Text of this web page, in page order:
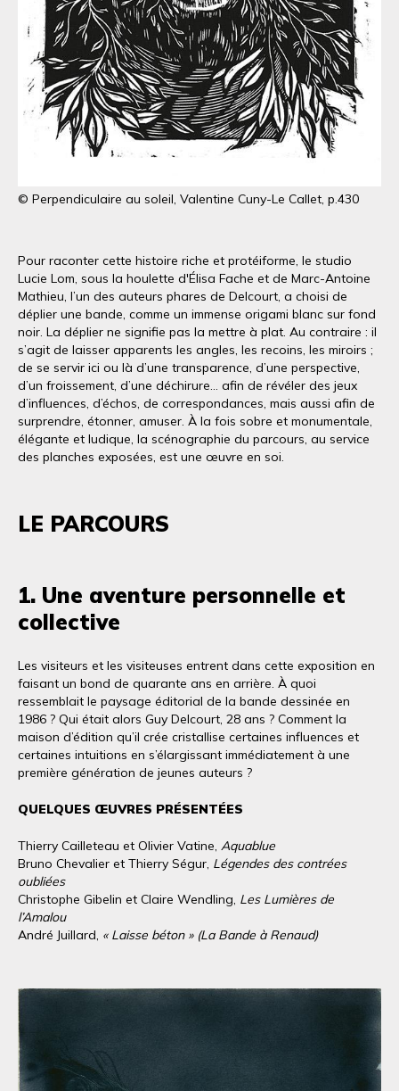
© Perpendiculaire au soleil, Valentine Cuny-Le Callet, p.430
Pour raconter cette histoire riche et protéiforme, le studio
Lucie Lom, sous la houlette d'Élisa Fache et de Marc-Antoine
Mathieu, l’un des auteurs phares de Delcourt, a choisi de
déplier une bande, comme un immense origami blanc sur fond
noir. La déplier ne signifie pas la mettre à plat. Au contraire : il
s’agit de laisser apparents les angles, les recoins, les miroirs ;
de se servir ici ou là d’une transparence, d’une perspective,
d’un froissement, d’une déchirure… afin de révéler des jeux
d’influences, d’échos, de correspondances, mais aussi afin de
surprendre, étonner, amuser. À la fois sobre et monumentale,
élégante et ludique, la scénographie du parcours, au service
des planches exposées, est une œuvre en soi.
LE PARCOURS
1. Une aventure personnelle et
collective
Les visiteurs et les visiteuses entrent dans cette exposition en
faisant un bond de quarante ans en arrière. À quoi
ressemblait le paysage éditorial de la bande dessinée en
1986 ? Qui était alors Guy Delcourt, 28 ans ? Comment la
maison d’édition qu’il crée cristallise certaines influences et
certaines intuitions en s’élargissant immédiatement à une
première génération de jeunes auteurs ?
QUELQUES ŒUVRES PRÉSENTÉES
Thierry Cailleteau et Olivier Vatine, Aquablue
Bruno Chevalier et Thierry Ségur, Légendes des contrées
oubliées
Christophe Gibelin et Claire Wendling, Les Lumières de
l’Amalou
André Juillard, « Laisse béton » (La Bande à Renaud)